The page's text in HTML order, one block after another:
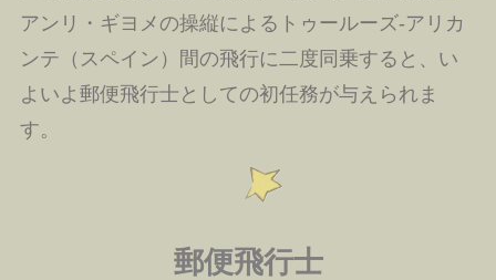
アンリ・ギヨメの操縦によるトゥールーズ‐アリカ
ンテ（スペイン）間の飛行に二度同乗すると、い
よいよ郵便飛行士としての初任務が与えられま
す。
郵便飛行士